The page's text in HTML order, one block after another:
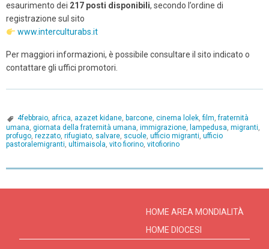
esaurimento dei 217 posti disponibili, secondo l’ordine di
registrazione sul sito
www.interculturabs.it
Per maggiori informazioni, è possibile consultare il sito indicato o
contattare gli uffici promotori.
4febbraio, africa, azazet kidane, barcone, cinema lolek,film,fraternità
umana, giornata della fraternità umana, immigrazione, lampedusa, migranti,
profugo, rezzato, rifugiato, salvare, scuole, ufficio migranti, ufficio
pastoralemigranti, ultimaisola, vito fiorino, vitofiorino
HOME AREA MONDIALITÀ
HOME DIOCESI